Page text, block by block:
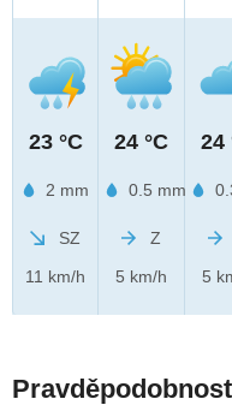
23 °C
2 mm
SZ
11 km/h
24 °C
0.5 mm
Z
5 km/h
24
5